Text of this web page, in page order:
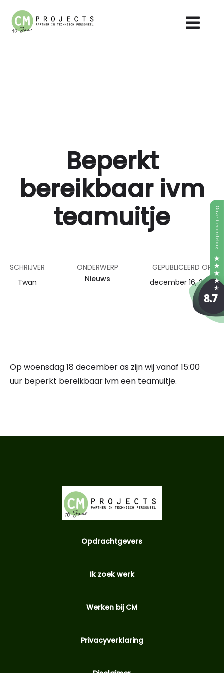
Beperkt
bereikbaar ivm
teamuitje
SCHRIJVER
Twan
ONDERWERP
Nieuws
GEPUBLICEERD OP
december 16, 2019
Op woensdag 18 december as zijn wij vanaf 15:00
uur beperkt bereikbaar ivm een teamuitje.
Opdrachtgevers
Ik zoek werk
Werken bij CM
Privacyverklaring